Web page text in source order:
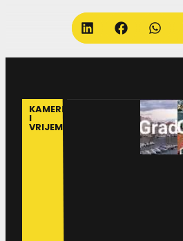
KAMERE
I
VRIJEME